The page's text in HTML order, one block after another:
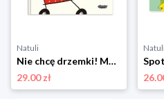
Natuli
Nie chcę drzemki! Mamania
29.00 zł